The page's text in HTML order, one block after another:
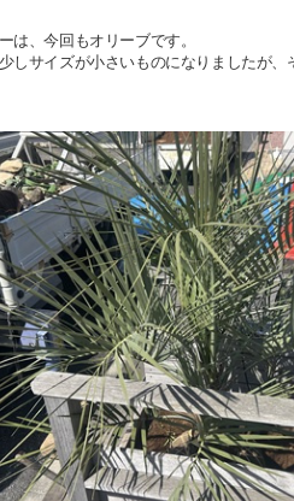
は、今回もオリーブです。
しサイズが小さいものになりましたが、